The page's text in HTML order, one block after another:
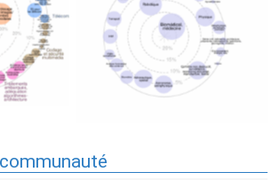
-
Axes -
Expertises du GdR -
cartographie par mots-clés
applicatifs - 19/09/2025